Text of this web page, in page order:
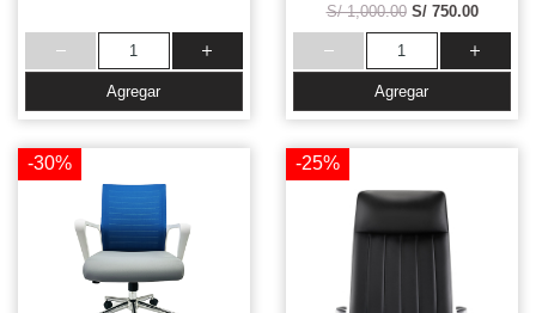
Agregar
S/ 1,000.00 S/ 750.00
Agregar
-30% -25%